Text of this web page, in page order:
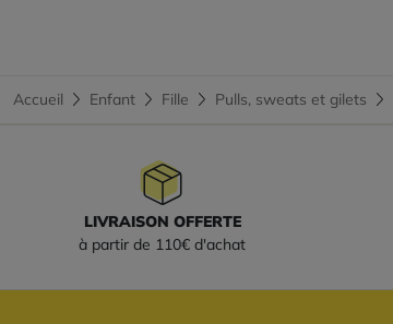
Accueil Enfant Fille Pulls, sweats et gilets
LIVRAISON OFFERTE
à partir de 110€ d'achat